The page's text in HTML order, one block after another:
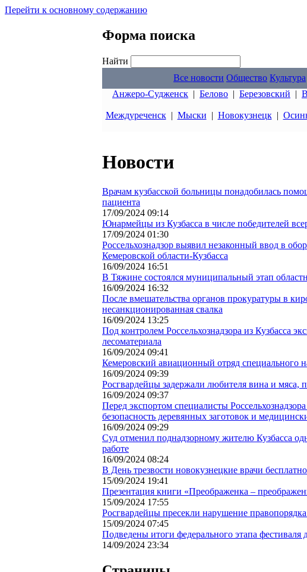
Перейти к основному содержанию
Форма поиска
Найти
Все новости Общество Культура
Анжеро-Судженск | Белово | Березовский |
Междуреченск| Мыски | Новокузнецк|
Новости
Врачам кузбасской больницы понадобилась
пациента
17/09/2024 09:14
Юнармейцы из Кузбасса в числе победителей
17/09/2024 01:30
Россельхознадзор выявил незаконный ввод в
Кемеровской области-Кузбасса
16/09/2024 16:51
В Тяжине состоялся муниципальный этап
16/09/2024 16:32
После вмешательства органов прокуратуры в
несанкционированная свалка
16/09/2024 13:25
Под контролем Россельхознадзора из Кузбасса
лесоматериала
16/09/2024 09:41
Кемеровский авиационный отряд специального
16/09/2024 09:39
Росгвардейцы задержали любителя вина и мяса,
16/09/2024 09:37
Перед экспортом специалисты
безопасность деревянных заготовок и
16/09/2024 09:29
Суд отменил поднадзорному жителю Кузбасса
работе
16/09/2024 08:24
В День трезвости новокузнецкие врачи
15/09/2024 19:41
Презентация книги «Преображенка –
15/09/2024 17:55
Росгвардейцы пресекли нарушение
15/09/2024 07:45
Подведены итоги федерального этапа фестиваля
14/09/2024 23:34